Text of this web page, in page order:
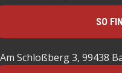
SO
Am Schloßberg 3, 99438